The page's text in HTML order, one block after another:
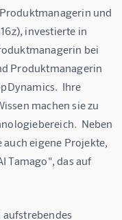
und
investierte in
bei
Produktmanagerin
Ihre
machen sie zu
Neben
eigene Projekte,
Tamago", das auf
aufstrebendes